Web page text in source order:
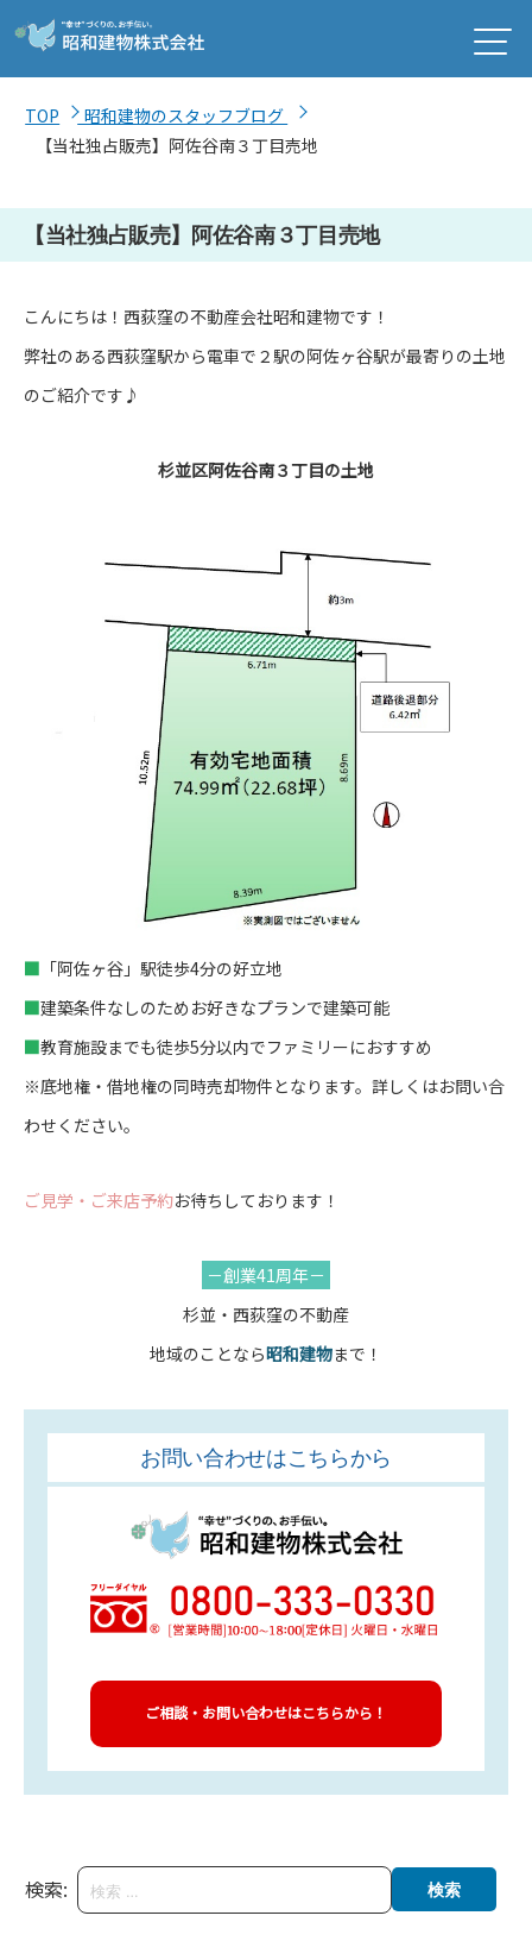
TOP
昭和建物のスタッフブログ
【当社独占販売】阿佐谷南３丁目売地
【当社独占販売】阿佐谷南３丁目売地
こんにちは！西荻窪の不動産会社昭和建物です！
弊社のある西荻窪駅から電車で２駅の阿佐ヶ谷駅が最寄りの土地
のご紹介です♪
杉並区阿佐谷南３丁目の土地
■ 「阿佐ヶ谷」駅徒歩4分の好立地
■建築条件なしのためお好きなプランで建築可能
■教育施設までも徒歩5分以内でファミリーにおすすめ
※底地権・借地権の同時売却物件となります。詳しくはお問い合
わせください。
ご見学・ご来店予約お待ちしております！
－創業41周年－
杉並・西荻窪の不動産
地域のことなら昭和建物まで！
お問い合わせはこちらから
ご相談・お問い合わせはこちらから！
検索: